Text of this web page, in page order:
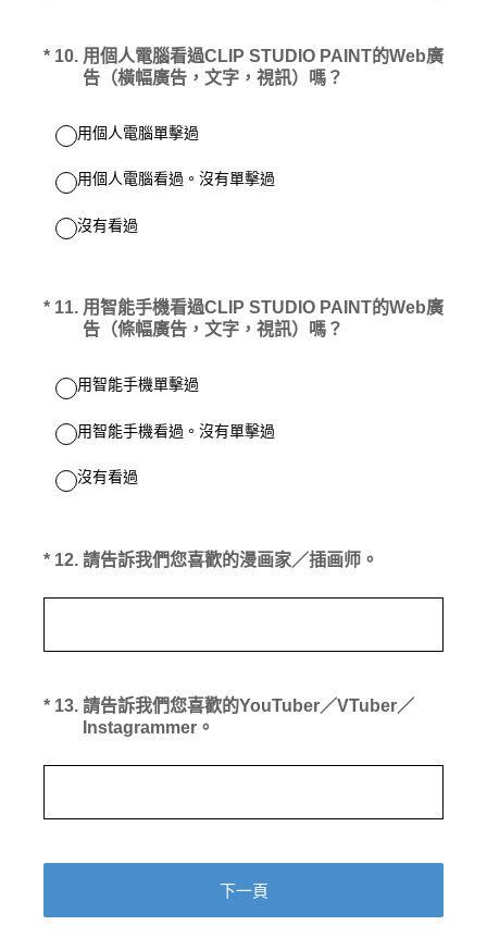
* 10. 用個人電腦看過CLIP STUDIO PAINT的Web廣
告（橫幅廣告，文字，視訊）嗎？
(必答。)
用個人電腦單擊過
用個人電腦看過。沒有單擊過
沒有看過
* 11. 用智能手機看過CLIP STUDIO PAINT的Web廣
告（條幅廣告，文字，視訊）嗎？
(必答。)
用智能手機單擊過
用智能手機看過。沒有單擊過
沒有看過
* 12. 請告訴我們您喜歡的漫画家／插画师。
(必答。)
* 13. 請告訴我們您喜歡的YouTuber／VTuber／
Instagrammer。
(必答。)
下一頁